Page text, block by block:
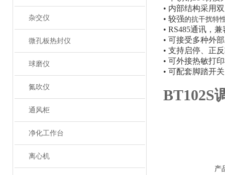
杂交仪
微孔板热封仪
球磨仪
氮吹仪
通风柜
净化工作台
离心机
• 内部结构采用
• 较强的抗干扰特
• RS485通讯，
• 可接受多种外
• 支持启停、正
• 可外接热敏打
• 可配套脚踏开
BT102S
产